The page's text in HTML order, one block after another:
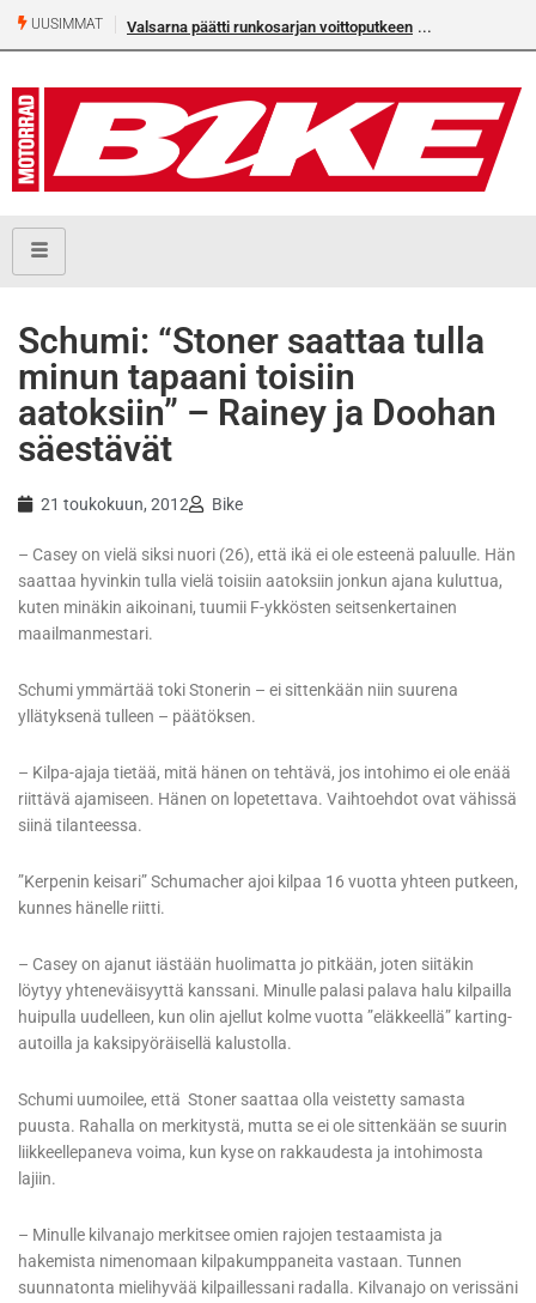
UUSIMMAT Valsarna päätti runkosarjan voittoputkeen
Schumi: “Stoner saattaa tulla
minun tapaani toisiin
aatoksiin” – Rainey ja Doohan
säestävät
21 toukokuun, 2012 Bike
– Casey on vielä siksi nuori (26), että ikä ei ole esteenä paluulle. Hän
saattaa hyvinkin tulla vielä toisiin aatoksiin jonkun ajana kuluttua,
kuten minäkin aikoinani, tuumii F-ykkösten seitsenkertainen
maailmanmestari.
Schumi ymmärtää toki Stonerin – ei sittenkään niin suurena
yllätyksenä tulleen – päätöksen.
– Kilpa-ajaja tietää, mitä hänen on tehtävä, jos intohimo ei ole enää
riittävä ajamiseen. Hänen on lopetettava. Vaihtoehdot ovat vähissä
siinä tilanteessa.
”Kerpenin keisari” Schumacher ajoi kilpaa 16 vuotta yhteen putkeen,
kunnes hänelle riitti.
– Casey on ajanut iästään huolimatta jo pitkään, joten siitäkin
löytyy yhteneväisyyttä kanssani. Minulle palasi palava halu kilpailla
huipulla uudelleen, kun olin ajellut kolme vuotta ”eläkkeellä” karting-
autoilla ja kaksipyöräisellä kalustolla.
Schumi uumoilee, että Stoner saattaa olla veistetty samasta
puusta. Rahalla on merkitystä, mutta se ei ole sittenkään se suurin
liikkeellepaneva voima, kun kyse on rakkaudesta ja intohimosta
lajiin.
– Minulle kilvanajo merkitsee omien rajojen testaamista ja
hakemista nimenomaan kilpakumppaneita vastaan. Tunnen
suunnatonta mielihyvää kilpaillessani radalla. Kilvanajo on verissäni